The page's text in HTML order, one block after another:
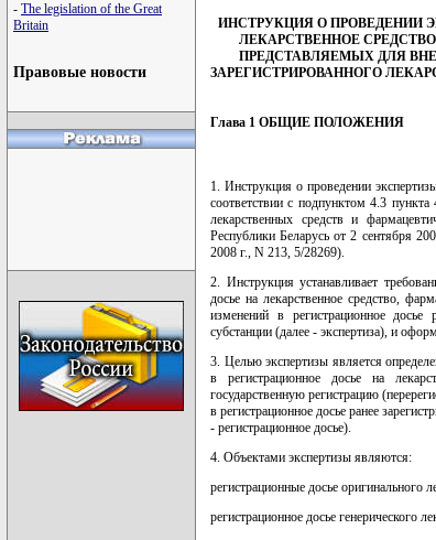
- The legislation of the Great
Britain
Правовые новости
ИНСТРУКЦИЯ О ПРОВЕДЕНИИ
ЛЕКАРСТВЕННОЕ
ПРЕДСТАВЛЯЕМЫХ ДЛЯ
ЗАРЕГИСТРИРОВАННОГО
Глава 1 ОБЩИЕ ПОЛОЖЕНИЯ
1. Инструкция о проведении
соответствии с подпунктом 4.3
лекарственных средств и
Республики Беларусь от 2 сентября
2008 г., N 213, 5/28269).
2. Инструкция устанавливает
досье на лекарственное средство,
изменений в регистрационное досье
субстанции (далее - экспертиза), и
3. Целью экспертизы является
в регистрационное досье на
государственную регистрацию
в регистрационное досье ранее
- регистрационное досье).
4. Объектами экспертизы являются:
регистрационные досье оригинального
регистрационное досье генерического